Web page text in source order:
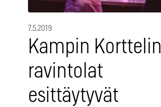
7.5.2019
Kampin Korttelin
ravintolat
esittäytyvät